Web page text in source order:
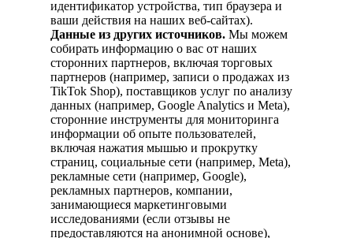
идентификатор устройства, тип браузера и
ваши действия на наших веб-сайтах).
Данные из других источников. Мы можем
собирать информацию о вас от наших
сторонних партнеров, включая торговых
партнеров (например, записи о продажах из
TikTok Shop), поставщиков услуг по анализу
данных (например, Google Analytics и Meta),
сторонние инструменты для мониторинга
информации об опыте пользователей,
включая нажатия мышью и прокрутку
страниц, социальные сети (например, Meta),
рекламные сети (например, Google),
рекламных партнеров, компании,
занимающиеся маркетинговыми
исследованиями (если отзывы не
предоставляются на анонимной основе),